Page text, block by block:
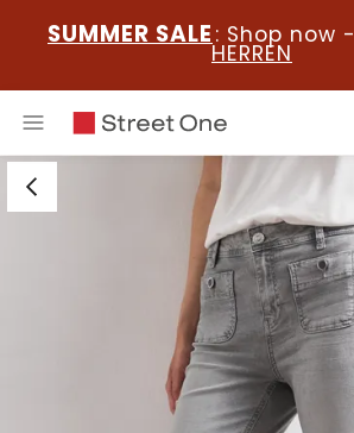
SUMMER SALE : Shop now -
HERREN